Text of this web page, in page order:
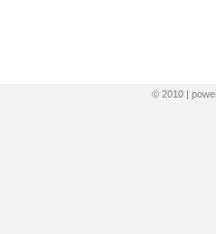
© 2010 |